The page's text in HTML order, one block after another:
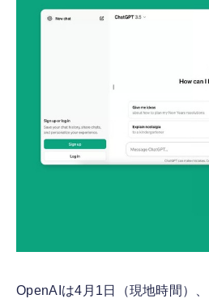
OpenAIは4月1日（現地時間）